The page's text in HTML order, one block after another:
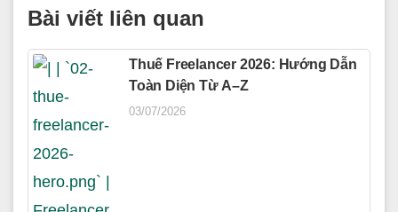
Bài viết liên quan
Thuế Freelancer 2026: Hướng Dẫn
Toàn Diện Từ A–Z
03/07/2026